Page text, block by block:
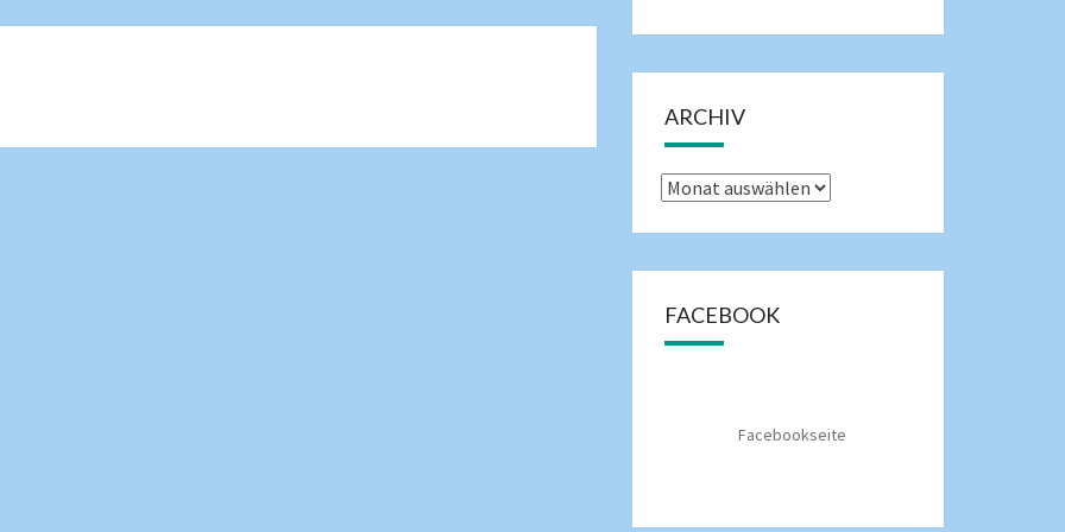
ARCHIV
FACEBOOK
Facebookseite